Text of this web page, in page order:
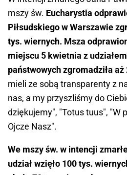
mszy św. Eucharystia
Piłsudskiego w Warszawie
tys. wiernych. Msza
miejscu 5 kwietnia z
państwowych zgromadziła aż
mieli ze sobą transparenty z
nas, a my przyszliśmy do
dziękujemy", "Totus tuus", "W
Ojcze Nasz".
We mszy św. w intencji
udział wzięło 100 tys.